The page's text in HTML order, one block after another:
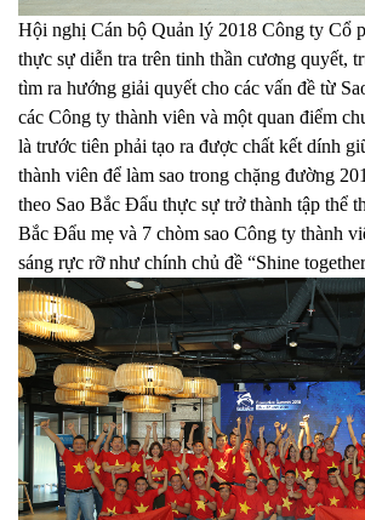
Hội nghị Cán bộ Quản lý 2018 Công ty Cổ
thực sự diễn tra trên tinh thần cương quyết,
tìm ra hướng giải quyết cho các vấn đề từ
các Công ty thành viên và một quan điểm
là trước tiên phải tạo ra được chất kết dính
thành viên để làm sao trong chặng đường
theo Sao Bắc Đẩu thực sự trở thành tập thể
Bắc Đẩu mẹ và 7 chòm sao Công ty thành
sáng rực rỡ như chính chủ đề “Shine